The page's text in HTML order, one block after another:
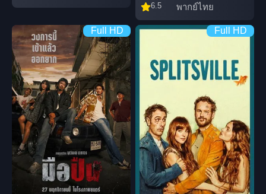
6.5 พากย์ไทย
Full HD Full HD